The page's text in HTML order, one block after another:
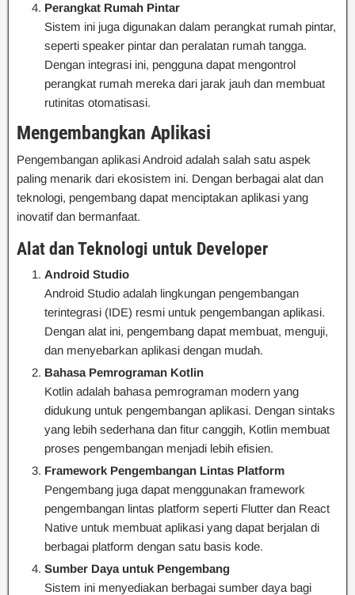
Perangkat Rumah Pintar
Sistem ini juga digunakan dalam perangkat rumah pintar,
seperti speaker pintar dan peralatan rumah tangga.
Dengan integrasi ini, pengguna dapat mengontrol
perangkat rumah mereka dari jarak jauh dan membuat
rutinitas otomatisasi.
Mengembangkan Aplikasi
Pengembangan aplikasi Android adalah salah satu aspek
paling menarik dari ekosistem ini. Dengan berbagai alat dan
teknologi, pengembang dapat menciptakan aplikasi yang
inovatif dan bermanfaat.
Alat dan Teknologi untuk Developer
Android Studio
Android Studio adalah lingkungan pengembangan
terintegrasi (IDE) resmi untuk pengembangan aplikasi.
Dengan alat ini, pengembang dapat membuat, menguji,
dan menyebarkan aplikasi dengan mudah.
Bahasa Pemrograman Kotlin
Kotlin adalah bahasa pemrograman modern yang
didukung untuk pengembangan aplikasi. Dengan sintaks
yang lebih sederhana dan fitur canggih, Kotlin membuat
proses pengembangan menjadi lebih efisien.
Framework Pengembangan Lintas Platform
Pengembang juga dapat menggunakan framework
pengembangan lintas platform seperti Flutter dan React
Native untuk membuat aplikasi yang dapat berjalan di
berbagai platform dengan satu basis kode.
Sumber Daya untuk Pengembang
Sistem ini menyediakan berbagai sumber daya bagi